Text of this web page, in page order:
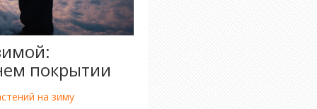
покрытии
на зиму